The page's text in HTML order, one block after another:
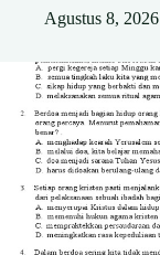
Agustus 8, 2026